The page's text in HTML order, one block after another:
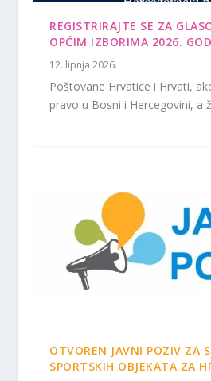
REGISTRIRAJTE SE ZA
OPĆIM IZBORIMA 2026.
12. lipnja 2026.
Poštovane Hrvatice i Hrvati,
pravo u Bosni i Hercegovini, a
OTVOREN JAVNI POZIV ZA
SPORTSKIH OBJEKATA ZA